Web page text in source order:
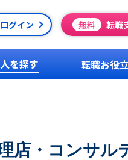
グイン 無料 転職
を探す 転職お役
店・コンサル